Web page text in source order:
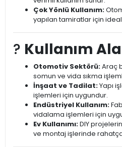
Çok Yönlü Kullanım:
yapılan tamiratlar için
?️ Kullanım
Otomotiv Sektörü:Araç
somun ve vida sıkma
İnşaat ve Tadilat:Yapı
işlemleri için uygundur.
Endüstriyel Kullanım:
vidalama işlemleri için
Ev Kullanımı:DIY
ve montaj işlerinde